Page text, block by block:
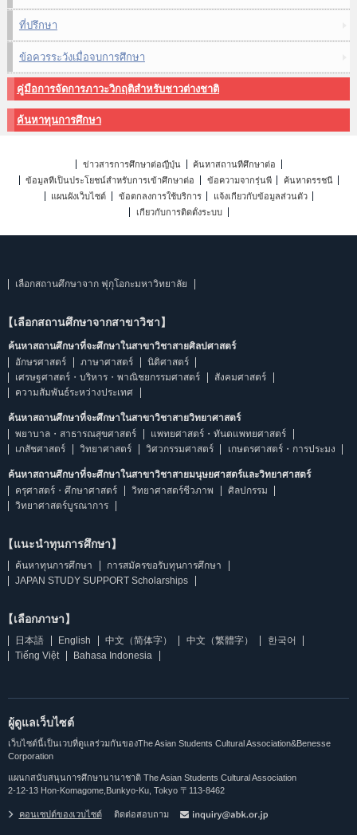
ที่ปรึกษา
ข้อควรระวังเมื่อจบการศึกษา
คู่มือการจัดการภาวะวิกฤติสำหรับชาวต่างชาติ
ค้นหาทุนการศึกษา
ข่าวสารการศึกษาต่อญี่ปุ่น
ค้นหาสถานที่ศึกษาต่อ
ข้อมูลที่เป็นประโยชน์สำหรับการเข้าศึกษาต่อ
ข้อความจากรุ่นพี่
ค้นหาดรรชนี
แผนผังเว็บไซต์
ข้อตกลงการใช้บริการ
แจ้งเกี่ยวกับข้อมูลส่วนตัว
เกี่ยวกับการติดตั้งระบบ
เลือกสถานศึกษาจาก ฟุกุโอกะมหาวิทยาลัย
【เลือกสถานศึกษาจากสาขาวิชา】
ค้นหาสถานศึกษาที่จะศึกษาในสาขาวิชาสายศิลปศาสตร์
อักษรศาสตร์
ภาษาศาสตร์
นิติศาสตร์
เศรษฐศาสตร์・บริหาร・พาณิชยกรรมศาสตร์
สังคมศาสตร์
ความสัมพันธ์ระหว่างประเทศ
ค้นหาสถานศึกษาที่จะศึกษาในสาขาวิชาสายวิทยาศาสตร์
พยาบาล・สาธารณสุขศาสตร์
แพทยศาสตร์・ทันตแพทยศาสตร์
เภสัชศาสตร์
วิทยาศาสตร์ วิศวกรรมศาสตร์ เกษตรศาสตร์・การประมง
ค้นหาสถานศึกษาที่จะศึกษาในสาขาวิชาสายมนุษยศาสตร์และวิทยาศาสตร์
ครุศาสตร์・ศึกษาศาสตร์
วิทยาศาสตร์ชีวภาพ
ศิลปกรรม
วิทยาศาสตร์บูรณาการ
【แนะนำทุนการศึกษา】
ค้นหาทุนการศึกษา
การสมัครขอรับทุนการศึกษา
JAPAN STUDY SUPPORT Scholarships
【เลือกภาษา】
日本語 English 中文（简体字） 中文（繁體字）
한국어
Tiếng Việt
Bahasa Indonesia
ผู้ดูแลเว็บไซต์
เว็บไซต์นี้เป็นเวบที่ดูแลร่วมกันของThe Asian Students Cultural Association&Benesse
Corporation
แผนกสนับสนุนการศึกษานานาชาติ The Asian Students Cultural Association
2-12-13 Hon-Komagome,Bunkyo-Ku, Tokyo 〒113-8462
คอนเซปต์ของเวบไซต์ ติดต่อสอบถาม